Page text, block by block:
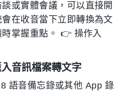
或實體會議，可以直接開
在收音當下立即轉換為文
掌握重點。 👉 操作入
音訊檔案轉文字
語音備忘錄或其他 App 錄